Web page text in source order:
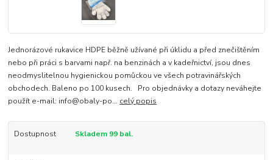
Jednorázové rukavice HDPE běžně užívané při úklidu a před znečištěním
nebo při práci s barvami např. na benzinách a v kadeřnictví, jsou dnes
neodmyslitelnou hygienickou pomůckou ve všech potravinářských
obchodech. Baleno po 100 kusech. Pro objednávky a dotazy neváhejte
použít e-mail: info@obaly-po... celý popis
Dostupnost Skladem 99 bal.